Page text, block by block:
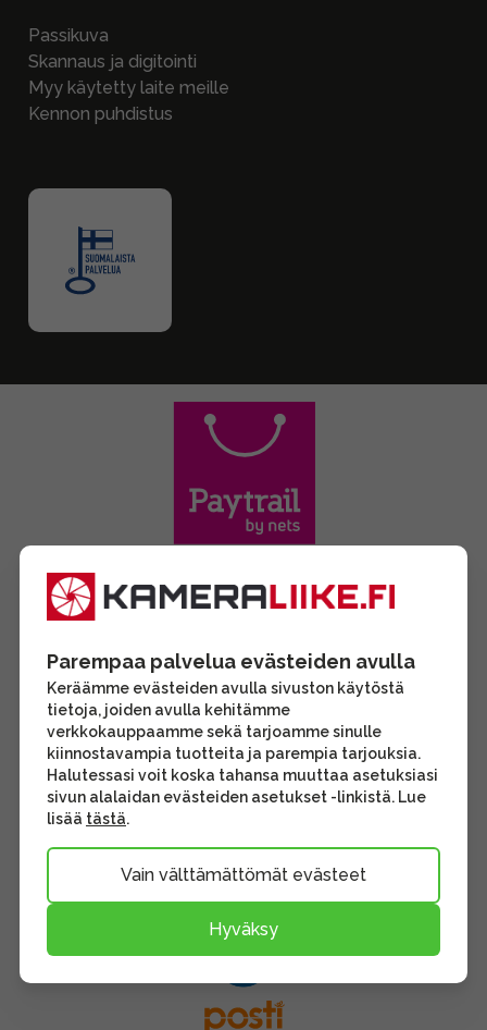
Passikuva
Skannaus ja digitointi
Myy käytetty laite meille
Kennon puhdistus
Parempaa palvelua evästeiden avulla
Keräämme evästeiden avulla sivuston käytöstä
tietoja, joiden avulla kehitämme
verkkokauppaamme sekä tarjoamme sinulle
kiinnostavampia tuotteita ja parempia tarjouksia.
Halutessasi voit koska tahansa muuttaa asetuksiasi
sivun alalaidan evästeiden asetukset -linkistä. Lue
lisää tästä.
Vain välttämättömät evästeet
Hyväksy